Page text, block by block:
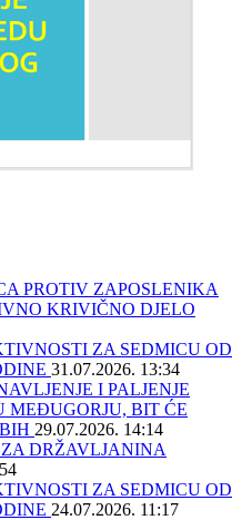
PROTIV ZAPOSLENIKA
KRIVIČNO DJELO
ZA SEDMICU OD
31.07.2026. 13:34
I PALJENJE
MEĐUGORJU, BIT ĆE
29.07.2026. 14:14
DRŽAVLJANINA
ZA SEDMICU OD
24.07.2026. 11:17